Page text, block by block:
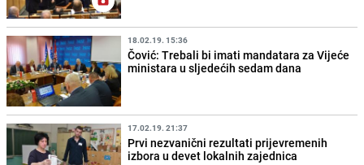
18.02.19. 15:36
Čović: Trebali bi imati mandatara za Vijeće
ministara u sljedećih sedam dana
17.02.19. 21:37
Prvi nezvanični rezultati prijevremenih
izbora u devet lokalnih zajednica